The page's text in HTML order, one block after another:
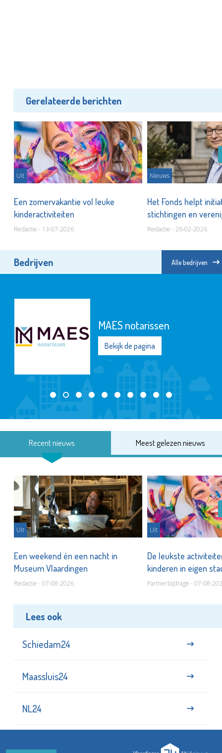
Gerelateerde berichten
Uit
Een zomervakantie vol leuke
kinderactiviteiten
Redactie - 13-07-2026
Nieuws
Het Fonds helpt
stichtingen en
waarmaken
Redactie - 26-02-2026
Bedrijven Alle bedrijven
MAES notarissen
Bekijk de pagina
Recent nieuws Meest gelezen nieuws
Uit
Een weekend én een nacht in
Museum Vlaardingen
Redactie - 07-08-2026
Uit
De leukste
kinderen in eigen
Partnerbijdrage - 07-08-
Lees ook
Schiedam24
Maassluis24
NL24